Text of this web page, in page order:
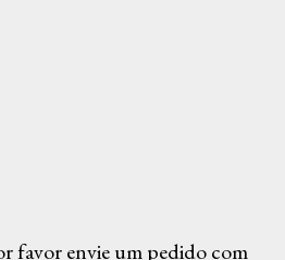
favor envie um pedido com